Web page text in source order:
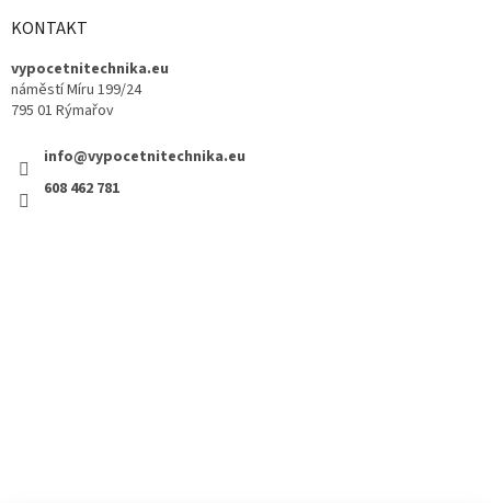
KONTAKT
vypocetnitechnika.eu
náměstí Míru 199/24
795 01 Rýmařov
info@vypocetnitechnika.eu
608 462 781